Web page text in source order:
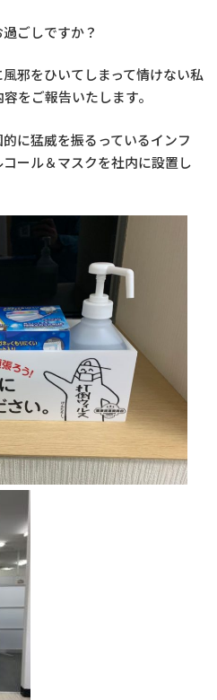
ごしですか？
邪をひいてしまって情けない私
をご報告いたします。
に猛威を振るっているインフ
ール＆マスクを社内に設置し